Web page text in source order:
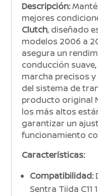
Descripción:
mejores
Clutch, diseñado
modelos 2006 a
asegura un
conducción
marcha precisos
del sistema de
producto original
los más altos
garantizar un
funcionamiento
Características:
Compatibilidad:
Sentra Tiida